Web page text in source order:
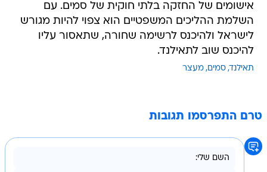
אישומים של החזקה בלתי חוקית של סמים. עם
השלמת ההליכים המשפטיים הוא צפוי להיות מגורש
לישראל ולהיכנס לרשימה שחורה, שתאסור עליו
להיכנס שוב לתאילנד.
תאילנד סמים מעצר
טרם התפרסמו תגובות